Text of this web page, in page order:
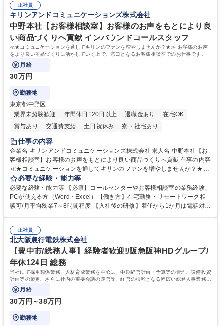
年休120日/デスクワーク中心で残業少なめ
整、資料作成、当日の運営サポート 学歴・資格 学歴：大学院 大学 語学
力： 資格：
正社員
キリンアンドコミュニケーションズ株式会社
中野本社【お客様相談室】お客様のお声をもとにより良
い商品づくりへ貢献 インバウンドコールスタッフ
≪★コミュニケーションを通してキリンのファンを増やしませんか？★≫ お客様のお声
をより良い商品づくりに活かしていく上で、窓口となるお客様相談室でのお仕事です。
月給
30万円
勤務地
東京都中野区
業界未経験歓迎
年間休日120日以上 退職金あり
在宅OK
賞与あり
交通費支給 土日祝休み 寮・社宅あり
仕事の内容
企業名 キリンアンドコミュニケーションズ株式会社 求人名 中野本社【お
客様相談室】お客様のお声をもとにより良い商品づくりへ貢献 仕事の内容
≪★コミュニケーションを通してキリンのファンを増やしませんか？★≫
お客様のお声をより良い商品づくりに活かしていく上で、窓口となるお客
様相談室でのお仕事です。 日々お客様からいただくキリングループへのご
意見を、企業活動に活かしています。お客様からの声に迅速かつ誠意をも
って対応、情報提供するとともにグループ内活動に反映しています。 【具
平均100件前後■メール・手紙：同上40件前後 募集職種 中野本社【お客様
相談室】お客様のお声をもとにより良い商品づくりへ貢献
必要な経験・能力等
必要な経験・能力等 【必須】コールセンターやお客様相談室の業務経験、
PCが使える方（Word・Excel）【働き方】在宅勤務・リモートワーク相
談可/月平均残業7～8時間程度 【入社後の研修】着任から1か月は電話対応
すのでご安心ください。 【当社について】キリングループの広報機能を担
う会社として、お客様との出会いを大切にし、磨き上げたホスピタリティ
を込めてコミュニケーションをとりながら広報関連業務を行っておりま
す。 学歴・資格 学歴：大学院 大学 高専 短大 専修学校 高校 語学力： 資
格：
正社員
北大阪急行電鉄株式会社
【豊中市/総務人事】経験者歓迎!/阪急阪神HDグループ/
年休124日 総務
当社にて採用関係業務、人材育成業務を中心に、中期経営計画・予算等の管理、設備投資
計画等の策定、さらに社内の重要会議の運営等、経営の根幹となる幅広い総務人事業務全
般を担当していただきます。
月給
30万円～38万円
勤務地